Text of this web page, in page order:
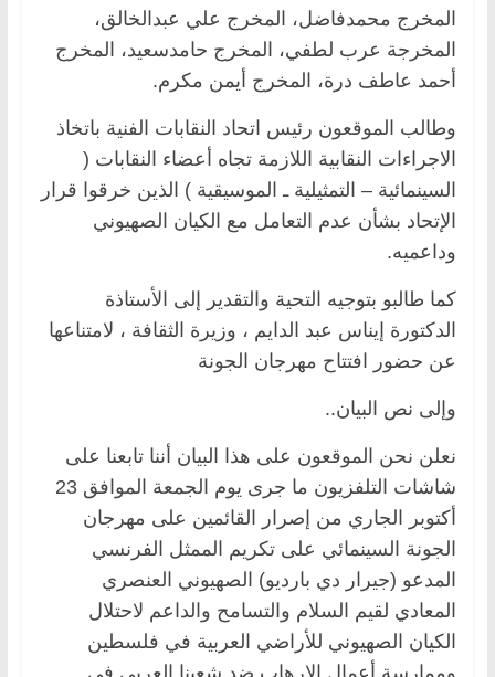
المخرج محمدفاضل، المخرج علي عبدالخالق،
المخرجة عرب لطفي، المخرج حامدسعيد، المخرج
أحمد عاطف درة، المخرج أيمن مكرم.
وطالب الموقعون رئيس اتحاد النقابات الفنية باتخاذ
الاجراءات النقابية اللازمة تجاه أعضاء النقابات (
السينمائية – التمثيلية ـ الموسيقية ) الذين خرقوا قرار
الإتحاد بشأن عدم التعامل مع الكيان الصهيوني
وداعميه.
كما طالبو بتوجيه التحية والتقدير إلى الأستاذة
الدكتورة إيناس عبد الدايم ، وزيرة الثقافة ، لامتناعها
عن حضور افتتاح مهرجان الجونة
وإلى نص البيان..
نعلن نحن الموقعون على هذا البيان أننا تابعنا على
شاشات التلفزيون ما جرى يوم الجمعة الموافق 23
أكتوبر الجاري من إصرار القائمين على مهرجان
الجونة السينمائي على تكريم الممثل الفرنسي
المدعو (جيرار دي بارديو) الصهيوني العنصري
المعادي لقيم السلام والتسامح والداعم لاحتلال
الكيان الصهيوني للأراضي العربية في فلسطين
وممارسة أعمال الإرهاب ضد شعبنا العربي في